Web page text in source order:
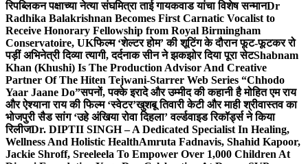
रिपब्लिकन पक्षाच्या नेत्या संघमित्रा ताई गायकवाड यांचा विशेष सन्मानDr
Radhika Balakrishnan Becomes First Carnatic Vocalist to
Receive Honorary Fellowship from Royal Birmingham
Conservatoire, UKफिल्म ‘शेल्टर होम’ की शूटिंग के दौरान फूट-फूटकर रो
पड़ीं अभिनेत्री दिव्या त्यागी, दर्दनाक सीन ने झकझोर दिया पूरा सेटShabnam
Khan (Khushi) Is The Production Advisor And Creative
Partner Of The Hiten Tejwani-Starrer Web Series “Chhodo
Yaar Jaane Do”सपनों, पक्के इरादे और उम्मीद की कहानी है मोहित एम राय
और ऐश्याना राय की फिल्म ‘स्वेटर’खुशबू तिवारी केटी और माही श्रीवास्तव का
भोजपुरी सैड सांग ‘उहे अंखिया रोवा दिहला’ वर्ल्डवाइड रिकॉर्ड्स ने किया
रिलीजDr. DIPTII SINGH – A Dedicated Specialist In Healing,
Wellness And Holistic HealthAmruta Fadnavis, Shahid Kapoor,
Jackie Shroff, Sreeleela To Empower Over 1,000 Children At